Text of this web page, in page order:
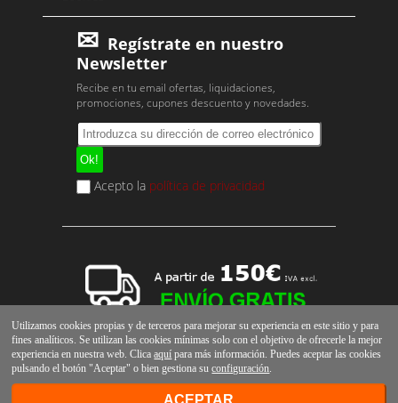
Regístrate en nuestro
Newsletter
Recibe en tu email ofertas, liquidaciones,
promociones, cupones descuento y novedades.
Acepto la política de privacidad
Utilizamos cookies propias y de terceros para mejorar su experiencia en este sitio y para
fines analíticos. Se utilizan las cookies mínimas solo con el objetivo de ofrecerle la mejor
experiencia en nuestra web. Clicaaquí para más información. Puedes aceptar las cookies
pulsando el botón "Aceptar" o bien gestiona suconfiguración.
ACEPTAR